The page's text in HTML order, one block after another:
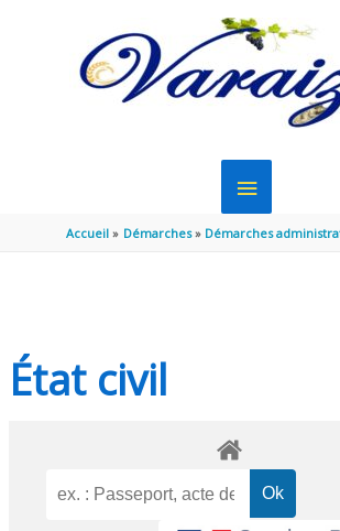
MENU
Accueil Démarches Démarches
État civil